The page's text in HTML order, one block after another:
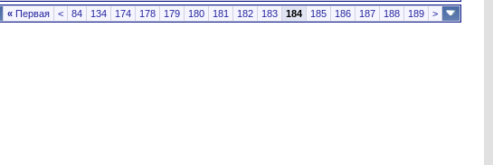
« Первая < 84 134 174 178 179 180 181 182 183 184 185 186 187 188 189 >